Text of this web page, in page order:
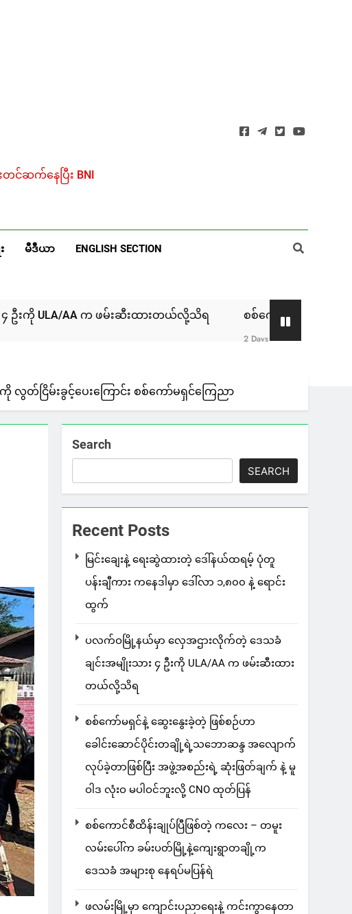
င်ဆက်နေပြီး BNI
မီဒီယာ ENGLISH SECTION
AA က ဖမ်းဆီးထားတယ်လို့သိရ စစ်ကော်မရှင်နဲ့ ဆွေးနွေးခဲ့တဲ့ ဖြစ်
လွတ်ငြိမ်းခွင့်ပေးကြောင်း စစ်ကော်မရှင်ကြေညာ
Search
SEARCH
Recent Posts
မြင်းချေးနဲ့ ရေးဆွဲထားတဲ့ ဒေါ်နယ်ထရမ့် ပုံတူ
ပန်းချီကား ကနေဒါမှာ ဒေါ်လာ ၁,၈၀၀ နဲ့ ရောင်း
ထွက်
ပလက်ဝမြို့နယ်မှာ လှေအဌားလိုက်တဲ့ ဒေသခံ
ချင်းအမျိုးသား ၄ ဦးကို ULA/AA က ဖမ်းဆီးထား
တယ်လို့သိရ
စစ်ကော်မရှင်နဲ့ ဆွေးနွေးခဲ့တဲ့ ဖြစ်စဉ်ဟာ
ခေါင်းဆောင်ပိုင်းတချို့ရဲ့သဘောဆန္ဒ အလျောက်
လုပ်ခဲ့တာဖြစ်ပြီး အဖွဲ့အစည်းရဲ့ ဆုံးဖြတ်ချက် နဲ့ မူ
ဝါဒ လုံးဝ မပါဝင်ဘူးလို့ CNO ထုတ်ပြန်
စစ်ကောင်စီထိန်းချုပ်ပြီဖြစ်တဲ့ ကလေး – တမူး
လမ်းပေါ်က ခမ်းပတ်မြို့နဲ့ကျေးရွာတချို့က
ဒေသခံ အများစု နေရပ်မပြန်ရဲ
ဖလမ်းမြို့မှာ ကျောင်းပညာရေးနဲ့ ကင်းကွာနေတာ